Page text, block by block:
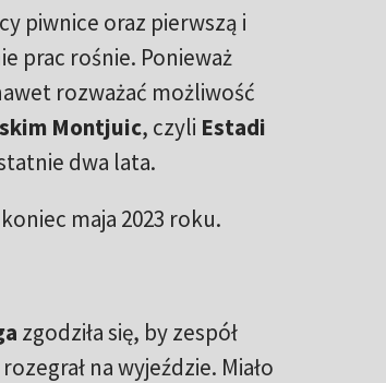
piwnice oraz pierwszą i
prac rośnie. Ponieważ
rozważać możliwość
Montjuic, czyli Estadi
dwa lata.
maja 2023 roku.
zgodziła się, by zespół
na wyjeździe. Miało